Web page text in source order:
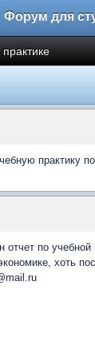
практику
отчет по
хоть